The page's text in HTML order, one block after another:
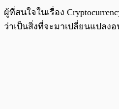
ผู้ที่สนใจในเรื่อง
ว่าเป็นสิ่งที่จะมาเปลี่ยนแปลง